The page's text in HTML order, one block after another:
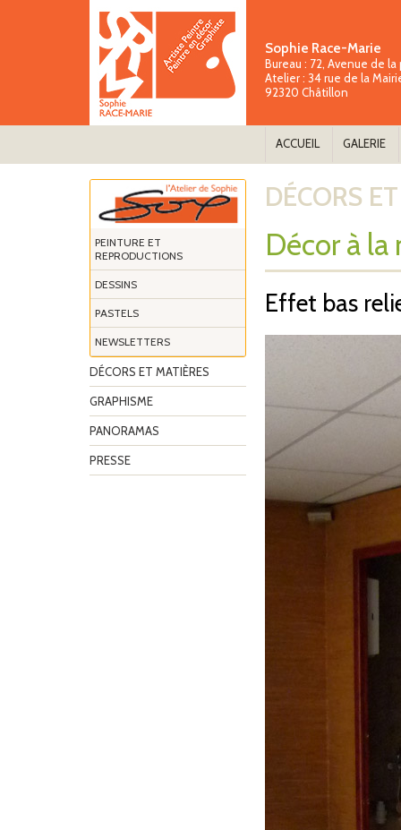
PEINTURE ET
REPRODUCTIONS
DESSINS
PASTELS
NEWSLETTERS
DÉCORS ET MATIÈRES
GRAPHISME
PANORAMAS
PRESSE
Sophie Race-Marie
Bureau : 72, Avenue de la
Atelier : 34 rue de la
92320 Châtillon
ACCUEIL GALERIE
DÉCORS
Décor à la
Effet bas